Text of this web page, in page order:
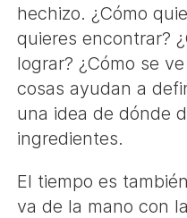
hechizo. ¿Cómo
quieres encontrar?
lograr? ¿Cómo se
cosas ayudan a
una idea de dónde
ingredientes.
El tiempo es
va de la mano con